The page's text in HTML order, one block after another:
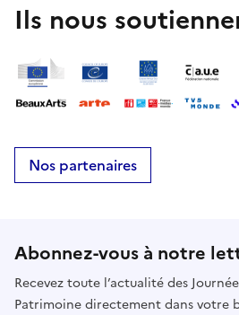
Ils nous
Nos partenaires
Abonnez-vous à notre
Recevez toute l’actualité des
Patrimoine directement dans votre